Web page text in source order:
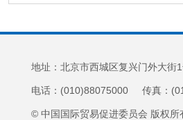
地址：北京市西城区复兴门外大
电话：(010)88075000 传真：
© 中国国际贸易促进委员会 版权所